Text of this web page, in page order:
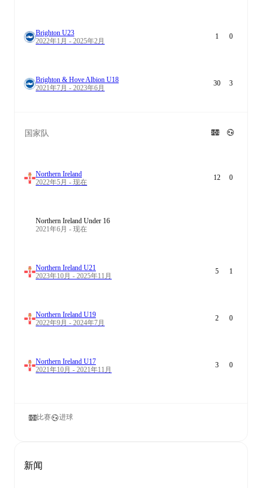
Brighton U23
2022年1月 - 2025年2月
1 0
Brighton & Hove Albion U18
2021年7月 - 2023年6月
30 3
国家队
Northern Ireland
2022年5月 - 现在
12 0
Northern Ireland Under 16
2021年6月 - 现在
Northern Ireland U21
2023年10月 - 2025年11月
5 1
Northern Ireland U19
2022年9月 - 2024年7月
2 0
Northern Ireland U17
2021年10月 - 2021年11月
3 0
比赛 进球
新闻